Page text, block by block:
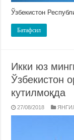
Ўзбекистон
Батафсил
Икки юз
Ўзбекистон
кутилмоқда
27/08/2018